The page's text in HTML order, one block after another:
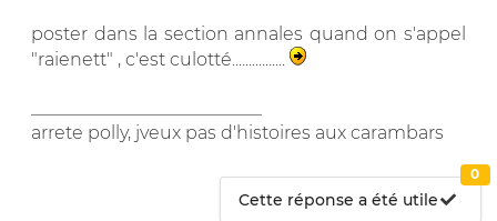
poster dans la section annales quand on s'appel
"raienett" , c'est culotté................
arrete polly, jveux pas d'histoires aux carambars
Cette réponse a été utile
0